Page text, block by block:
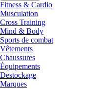
Fitness & Cardio
Musculation
Cross Training
Mind & Body
Sports de combat
Vêtements
Chaussures
Équipements
Destockage
Marques